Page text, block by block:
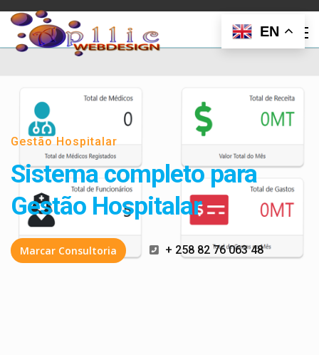
Gestão Hospitalar
Sistema completo para
Gestão Hospitalar
Marcar Consultoria + 258 82 76 063 48
EN